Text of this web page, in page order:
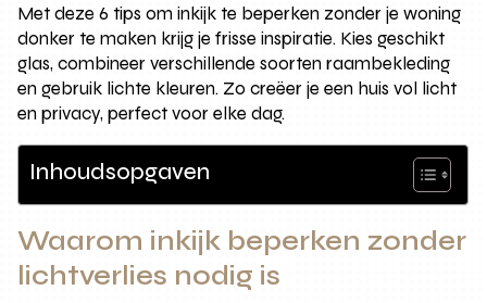
Met deze 6 tips om inkijk te beperken zonder je woning
donker te maken krijg je frisse inspiratie. Kies geschikt
glas, combineer verschillende soorten raambekleding
en gebruik lichte kleuren. Zo creëer je een huis vol licht
en privacy, perfect voor elke dag.
Inhoudsopgaven
Waarom inkijk beperken zonder
lichtverlies nodig is